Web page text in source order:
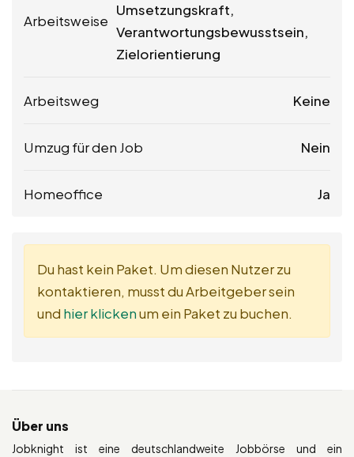
Arbeitsweise
Umsetzungskraft,
Verantwortungsbewusstsein,
Zielorientierung
Arbeitsweg Keine
Umzug für den Job Nein
Homeoffice Ja
Du hast kein Paket. Um diesen Nutzer zu
kontaktieren, musst du Arbeitgeber sein
und hier klickenum ein Paket zu buchen.
Über uns
Jobknight ist eine deutschlandweite Jobbörse und ein